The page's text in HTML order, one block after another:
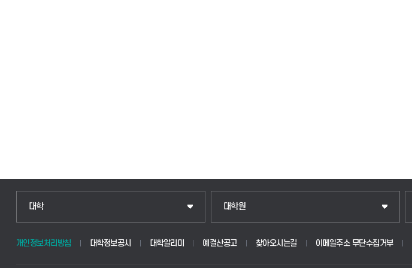
대학 대학원
개인정보처리방침 대학정보공시 대학알리미 예결산공고 찾아오시는길 이메일주소 무단수집거부